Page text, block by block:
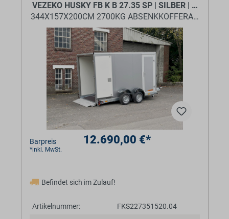
VEZEKO HUSKY FB K B 27.35 SP | SILBER |
344X157X200CM 2700KG
Barpreis 12.690,00 €*
*inkl. MwSt.
Befindet sich im Zulauf!
Artikelnummer:
FKS227351520.04